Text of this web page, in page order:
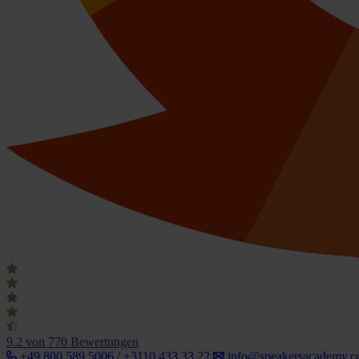
9.2 von 770 Bewertungen
+49 800 589 5006 / +3110 433 33 22